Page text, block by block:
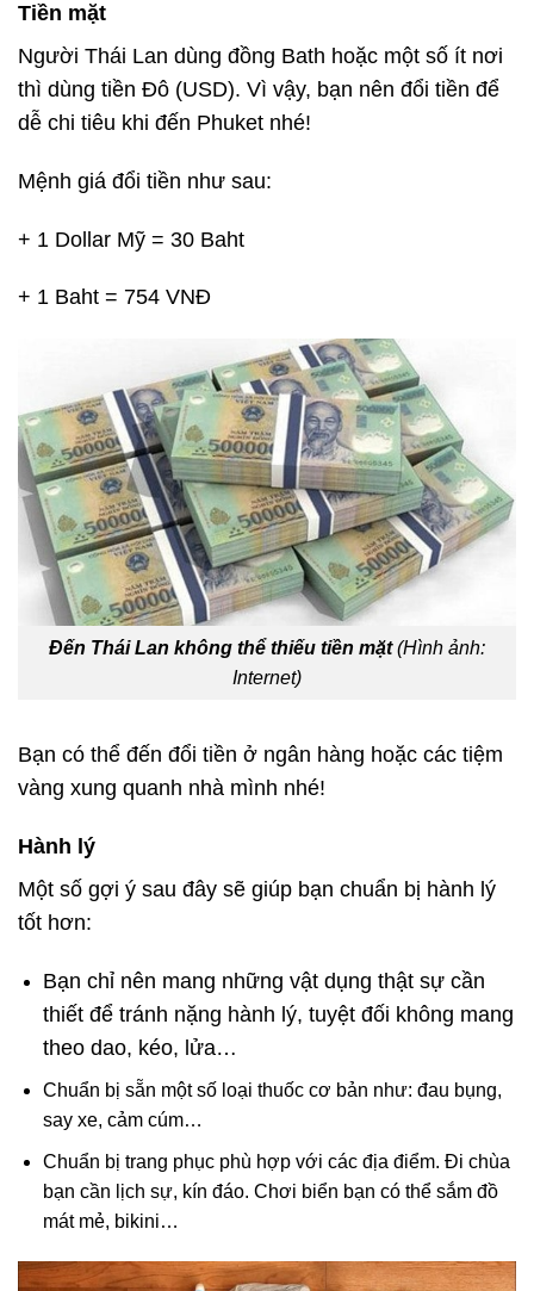
Tiền mặt
Người Thái Lan dùng đồng Bath hoặc một số ít nơi
thì dùng tiền Đô (USD). Vì vậy, bạn nên đổi tiền để
dễ chi tiêu khi đến Phuket nhé!
Mệnh giá đổi tiền như sau:
+ 1 Dollar Mỹ = 30 Baht
+ 1 Baht = 754 VNĐ
Đến Thái Lan không thể thiếu tiền mặt(Hình ảnh:
Internet)
Bạn có thể đến đổi tiền ở ngân hàng hoặc các tiệm
vàng xung quanh nhà mình nhé!
Hành lý
Một số gợi ý sau đây sẽ giúp bạn chuẩn bị hành lý
tốt hơn:
Bạn chỉ nên mang những vật dụng thật sự cần
thiết để tránh nặng hành lý, tuyệt đối không mang
theo dao, kéo, lửa…
Chuẩn bị sẵn một số loại thuốc cơ bản như: đau bụng,
say xe, cảm cúm…
Chuẩn bị trang phục phù hợp với các địa điểm. Đi chùa
bạn cần lịch sự, kín đáo. Chơi biển bạn có thể sắm đồ
mát mẻ, bikini…